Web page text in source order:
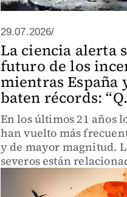
29.07.2026/
La ciencia alerta
futuro de los
mientras España
baten récords:
En los últimos 21 años
han vuelto más
y de mayor magnitud.
severos están
muertes aún después
controlados.